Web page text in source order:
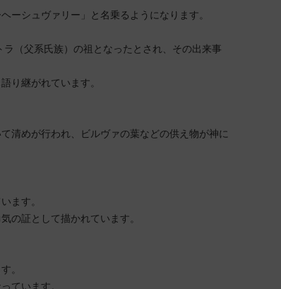
ーシュヴァリー」と名乗るようになります。
（父系氏族）の祖となったとされ、その出来事
り継がれています。
清めが行われ、ビルヴァの葉などの供え物が神に
ます。
の証として描かれています。
。
ています。